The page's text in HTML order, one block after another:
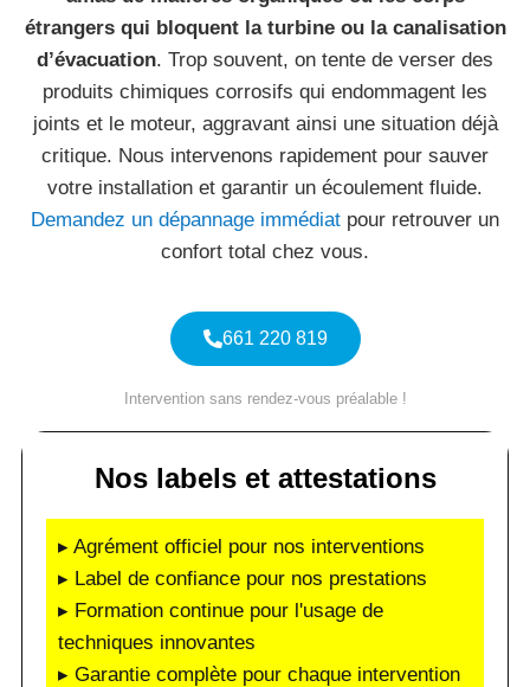
étrangers qui bloquent la turbine ou la canalisation
d’évacuation. Trop souvent, on tente de verser des
produits chimiques corrosifs qui endommagent les
joints et le moteur, aggravant ainsi une situation déjà
critique. Nous intervenons rapidement pour sauver
votre installation et garantir un écoulement fluide.
Demandez un dépannage immédiat pour retrouver un
confort total chez vous.
661 220 819
Intervention sans rendez-vous préalable !
Nos labels et attestations
▸ Agrément officiel pour nos interventions
▸ Label de confiance pour nos prestations
▸ Formation continue pour l'usage de
techniques innovantes
▸ Garantie complète pour chaque intervention